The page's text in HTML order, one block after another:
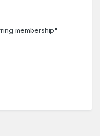
membership"